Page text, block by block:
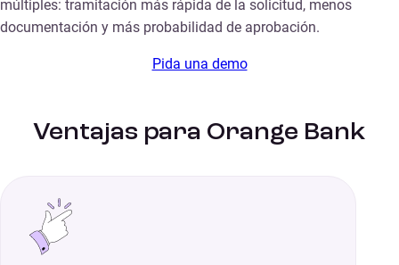
múltiples: tramitación más rápida de la solicitud, menos
documentación y más probabilidad de aprobación.
Pida una demo
Ventajas para Orange Bank